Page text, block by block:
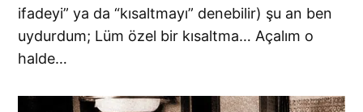
ifadeyi” ya da “kısaltmayı” denebilir) şu an ben
uydurdum; Lüm özel bir kısaltma… Açalım o
halde…